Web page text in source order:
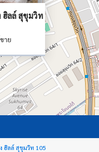
ฮิลล์ สุขุมวิท
าย
ฮิลล์ สุขุมวิท 105